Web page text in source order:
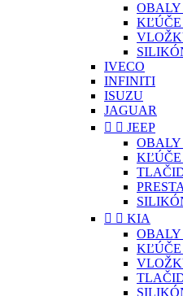
IVECO
INFINITI
ISUZU
JAGUAR
  JEEP
  KIA